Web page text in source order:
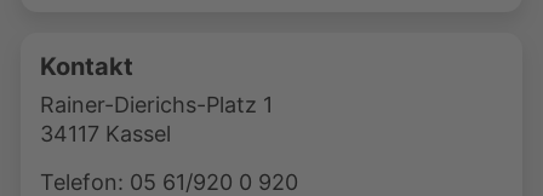
Kontakt
Rainer-Dierichs-Platz 1
34117 Kassel
Telefon: 05 61/920 0 920